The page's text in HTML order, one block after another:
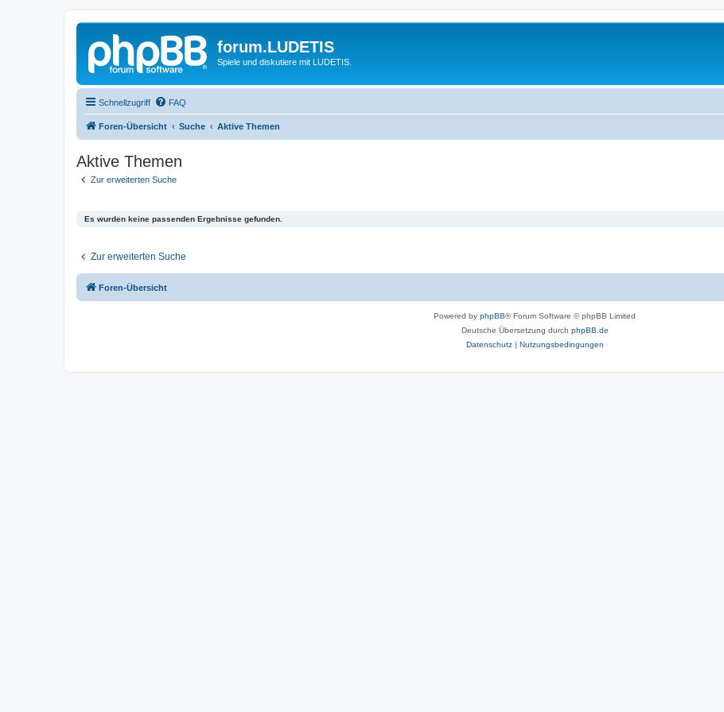
forum.LUDETIS
Spiele und diskutiere mit LUDETIS.
Schnellzugriff FAQ
Foren-Übersicht Suche Aktive Themen
Aktive Themen
Zur erweiterten Suche
Es wurden keine passenden Ergebnisse gefunden.
Zur erweiterten Suche
Foren-Übersicht
Powered by phpBB® Forum Software © phpBB Limited
Deutsche Übersetzung durch phpBB.de
Datenschutz| Nutzungsbedingungen